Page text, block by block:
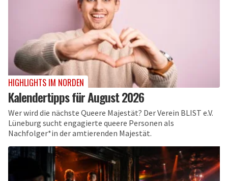
HIGHLIGHTS IM NORDEN
Kalendertipps für August 2026
Wer wird die nächste Queere Majestät? Der Verein BLIST e.V.
Lüneburg sucht engagierte queere Personen als
Nachfolger*in der amtierenden Majestät.